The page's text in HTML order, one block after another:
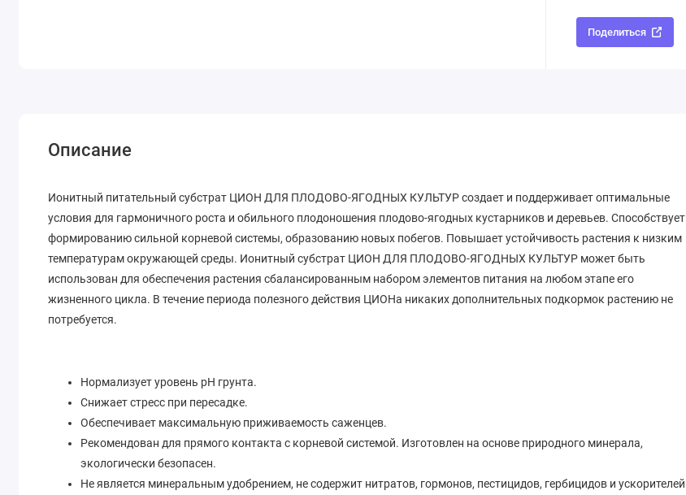
Поделиться
Описание
Ионитный питательный субстрат ЦИОН ДЛЯ ПЛОДОВО-ЯГОДНЫХ КУЛЬТУР создает и поддерживает оптимальные
условия для гармоничного роста и обильного плодоношения плодово-ягодных кустарников и деревьев. Способствует
формированию сильной корневой системы, образованию новых побегов. Повышает устойчивость растения к низким
температурам окружающей среды. Ионитный субстрат ЦИОН ДЛЯ ПЛОДОВО-ЯГОДНЫХ КУЛЬТУР может быть
использован для обеспечения растения сбалансированным набором элементов питания на любом этапе его
жизненного цикла. В течение периода полезного действия ЦИОНа никаких дополнительных подкормок растению не
потребуется.
Нормализует уровень рН грунта.
Снижает стресс при пересадке.
Обеспечивает максимальную приживаемость саженцев.
Рекомендован для прямого контакта с корневой системой. Изготовлен на основе природного минерала,
экологически безопасен.
Не является минеральным удобрением, не содержит нитратов, гормонов, пестицидов, гербицидов и ускорителей